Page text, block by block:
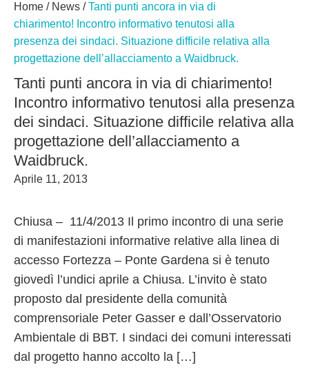
Home / News /Tanti punti ancora in via di
chiarimento! Incontro informativo tenutosi alla
presenza dei sindaci. Situazione difficile relativa alla
progettazione dell’allacciamento a Waidbruck.
Tanti punti ancora in via di chiarimento!
Incontro informativo tenutosi alla presenza
dei sindaci. Situazione difficile relativa alla
progettazione dell’allacciamento a
Waidbruck.
Aprile 11, 2013
Chiusa – 11/4/2013 Il primo incontro di una serie
di manifestazioni informative relative alla linea di
accesso Fortezza – Ponte Gardena si è tenuto
giovedì l’undici aprile a Chiusa. L’invito è stato
proposto dal presidente della comunità
comprensoriale Peter Gasser e dall’Osservatorio
Ambientale di BBT. I sindaci dei comuni interessati
dal progetto hanno accolto la […]